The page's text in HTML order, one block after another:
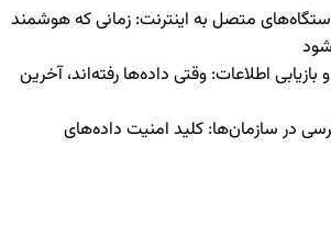
متصل به اینترنت: زمانی که هوشمند
اطلاعات: وقتی داده‌ها رفته‌اند، آخرین
در سازمان‌ها: کلید امنیت داده‌های